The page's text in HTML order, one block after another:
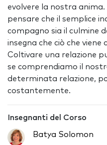
evolvere la nostra
pensare che il semplice
compagno sia il culmine
insegna che ciò che
Coltivare una relazione
se comprendiamo il
determinata relazione,
costantemente.
Insegnanti del Corso
Batya Solomon